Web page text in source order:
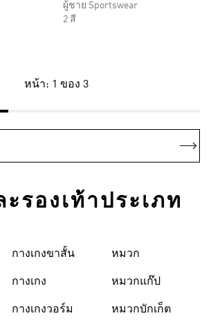
ผู้ชาย Sportswear
2 สี
หน้า: 1 ของ 3
ะรองเท้าประเภท
กางเกงขาสั้น
กางเกง
กางเกงวอร์ม
หมวก
หมวกแก๊ป
หมวกบักเก็ต